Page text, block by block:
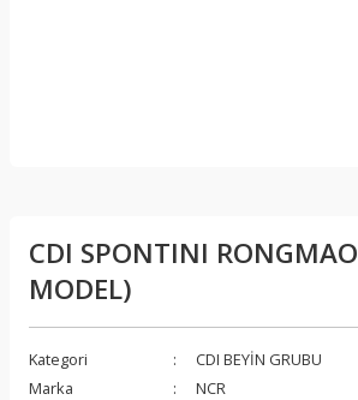
CDI SPONTINI
MODEL)
Kategori
CDI BEYİN GRUBU
Marka
NCR